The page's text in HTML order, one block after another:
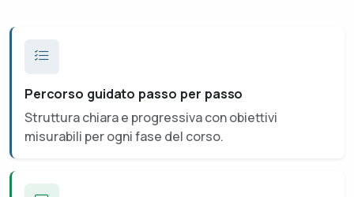
Percorso guidato passo per passo
Struttura chiara e progressiva con obiettivi
misurabili per ogni fase del corso.